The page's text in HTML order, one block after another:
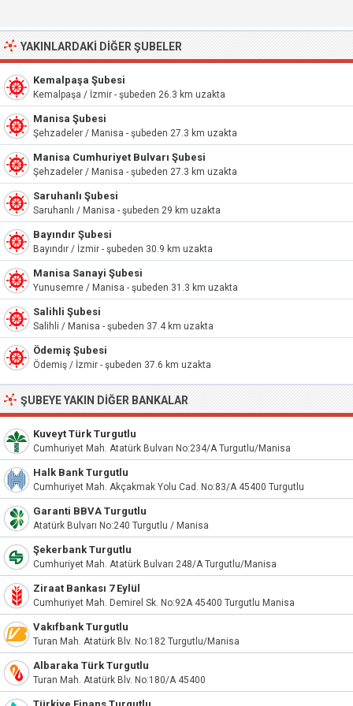
YAKINLARDAKI DIĞER ŞUBELER
Kemalpaşa Şubesi
Kemalpaşa / İzmir - şubeden 26.3 km uzakta
Manisa Şubesi
Şehzadeler / Manisa - şubeden 27.3 km uzakta
Manisa Cumhuriyet Bulvarı Şubesi
Şehzadeler / Manisa - şubeden 27.3 km uzakta
Saruhanlı Şubesi
Saruhanlı / Manisa - şubeden 29 km uzakta
Bayındır Şubesi
Bayındır / İzmir - şubeden 30.9 km uzakta
Manisa Sanayi Şubesi
Yunusemre / Manisa - şubeden 31.3 km uzakta
Salihli Şubesi
Salihli / Manisa - şubeden 37.4 km uzakta
Ödemiş Şubesi
Ödemiş / İzmir - şubeden 37.6 km uzakta
ŞUBEYE YAKIN DIĞER BANKALAR
Kuveyt Türk Turgutlu
Cumhuriyet Mah. Atatürk Bulvarı No:234/A Turgutlu/Manisa
Halk Bank Turgutlu
Cumhuriyet Mah. Akçakmak Yolu Cad. No:83/A 45400 Turgutlu
Garanti BBVA Turgutlu
Atatürk Bulvarı No:240 Turgutlu / Manisa
Şekerbank Turgutlu
Cumhuriyet Mah. Atatürk Bulvarı 248/A Turgutlu/Manisa
Ziraat Bankası 7 Eylül
Cumhuriyet Mah. Demirel Sk. No:92A 45400 Turgutlu Manisa
Vakıfbank Turgutlu
Turan Mah. Atatürk Blv. No:182 Turgutlu/Manisa
Albaraka Türk Turgutlu
Turan Mah. Atatürk Blv. No:180/A 45400